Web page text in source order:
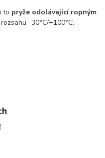
to pryže odolávající ropným
-30°C/+100°C.